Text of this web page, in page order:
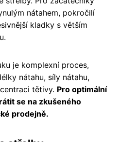
nátahem, pokročilí
kladky s větším
je komplexní proces,
nátahu, síly nátahu,
tětivy. Pro optimální
se na zkušeného
prodejně.